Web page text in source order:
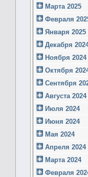
Марта 2025
Февраля
Января 2025
Декабря
Ноября 2024
Октября
Сентября
Августа 2024
Июля 2024
Июня 2024
Мая 2024
Апреля 2024
Марта 2024
Февраля